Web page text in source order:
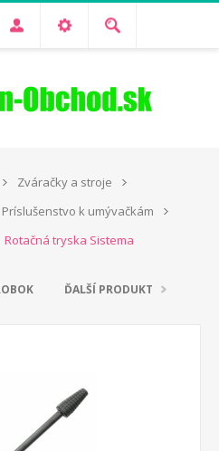
Zváračky a stroje
Príslušenstvo k umývačkám
Rotačná tryska Sistema
ĎALŠÍ PRODUKT